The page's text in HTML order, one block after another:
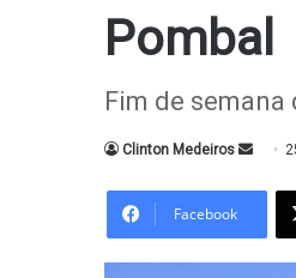
Pombal
Fim de semana
Clinton Medeiros
Mande
mail
Facebook